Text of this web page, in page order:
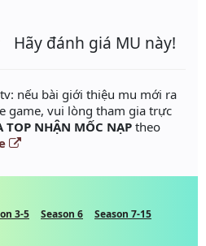
Hãy đánh giá MU này!
nếu bài giới thiệu mu mới ra
game, vui lòng tham gia trực
TOP NHẬN MỐC NẠP theo
3-5 Season 6
Season 7-15